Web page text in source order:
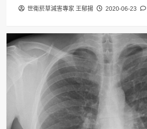
世衛菸草減害專家 王郁揚 2020-06-23